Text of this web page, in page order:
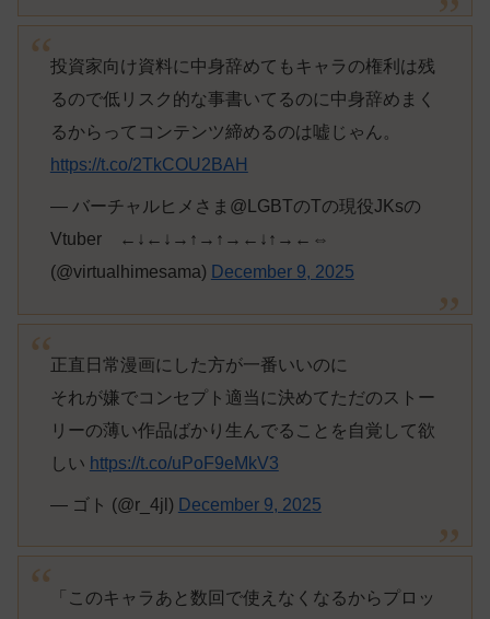
投資家向け資料に中身辞めてもキャラの権利は残
るので低リスク的な事書いてるのに中身辞めまく
るからってコンテンツ締めるのは嘘じゃん。
https://t.co/2TkCOU2BAH
— バーチャルヒメさま@LGBTのTの現役JKsの
Vtuber ←↓←↓→↑→↑→←↓↑→←⇔
(@virtualhimesama) December 9, 2025
正直日常漫画にした方が一番いいのに
それが嫌でコンセプト適当に決めてただのストー
リーの薄い作品ばかり生んでることを自覚して欲
しい https://t.co/uPoF9eMkV3
— ゴト (@r_4jl) December 9, 2025
「このキャラあと数回で使えなくなるからプロッ